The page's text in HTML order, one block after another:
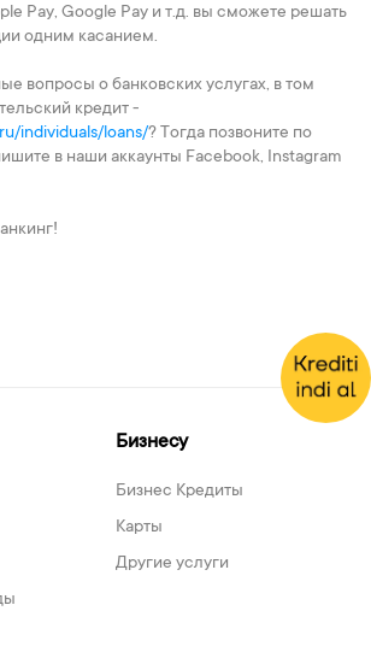
Pay, Google Pay и т.д. вы сможете решать
одним касанием.
вопросы о банковских услугах, в том
кредит -
individuals/loans/? Тогда позвоните по
в наши аккаунты Facebook, Instagram
Бизнесу
Бизнес Кредиты
Карты
Другие услуги